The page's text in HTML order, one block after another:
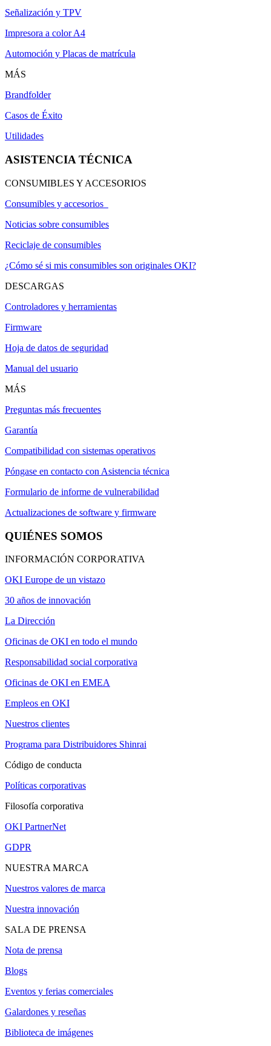
Señalización y TPV
Impresora a color A4
Automoción y Placas de matrícula
MÁS
Brandfolder
Casos de Éxito
Utilidades
ASISTENCIA TÉCNICA
CONSUMIBLES Y ACCESORIOS
Consumibles y accesorios
Noticias sobre consumibles
Reciclaje de consumibles
¿Cómo sé si mis consumibles son originales OKI?
DESCARGAS
Controladores y herramientas
Firmware
Hoja de datos de seguridad
Manual del usuario
MÁS
Preguntas más frecuentes
Garantía
Compatibilidad con sistemas operativos
Póngase en contacto con Asistencia técnica
Formulario de informe de vulnerabilidad
Actualizaciones de software y firmware
QUIÉNES SOMOS
INFORMACIÓN CORPORATIVA
OKI Europe de un vistazo
30 años de innovación
La Dirección
Oficinas de OKI en todo el mundo
Responsabilidad social corporativa
Oficinas de OKI en EMEA
Empleos en OKI
Nuestros clientes
Programa para Distribuidores Shinrai
Código de conducta
Políticas corporativas
Filosofía corporativa
OKI PartnerNet
GDPR
NUESTRA MARCA
Nuestros valores de marca
Nuestra innovación
SALA DE PRENSA
Nota de prensa
Blogs
Eventos y ferias comerciales
Galardones y reseñas
Biblioteca de imágenes